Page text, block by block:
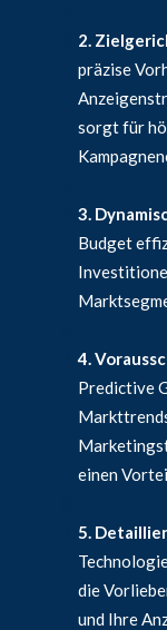
2.
präzise
sorgt für
3.
Budget
4.
Predictive
einen
5.
die
und Ihre